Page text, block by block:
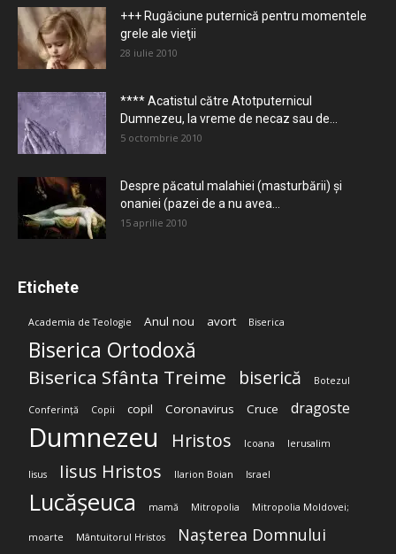
+++ Rugăciune puternică pentru momentele
grele ale vieţii
28 iulie 2010
**** Acatistul către Atotputernicul
Dumnezeu, la vreme de necaz sau de...
5 octombrie 2010
Despre păcatul malahiei (masturbării) şi
onaniei (pazei de a nu avea...
15 aprilie 2010
Etichete
Academia de Teologie Anul nou avort Biserica
Biserica Ortodoxă
Biserica Sfânta Treime biserică Botezul
Conferință Copii copil Coronavirus Cruce dragoste
Dumnezeu Hristos Icoana Ierusalim
Iisus Iisus Hristos Ilarion Boian Israel
Lucășeuca mamă Mitropolia Mitropolia Moldovei;
moarte Mântuitorul Hristos Nașterea Domnului